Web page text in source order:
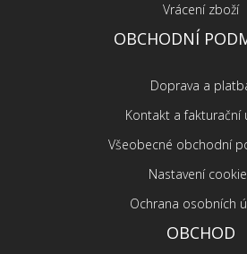
Vrácení zboží
OBCHODNÍ
Doprava a
Kontakt a fakturační
Všeobecné obchodní
Nastavení
Ochrana osobních
OBCHOD